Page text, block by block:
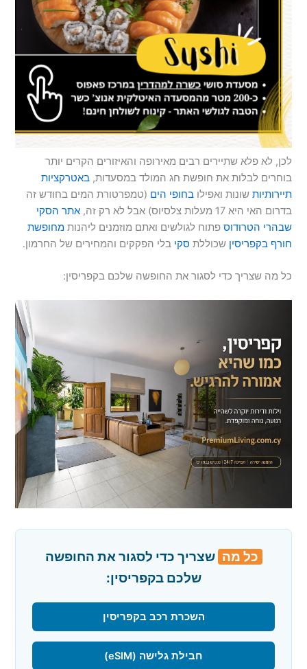
לכן, לא פלא שתיירים רבים מאירופה והאיזורים הקרים יותר
בוחרים לבלות את חופשת חג המולד במסעדות,באטרקציות
תיירותיות שונות ואפילובחופי הים (טמפרטורת המים בחודש זה
בדרום האי היא 17 מעלות צלסיוס) אבל לא רק זה,
אתר הסקי
שבהרי הטרודוס פתוח לגולשים ואתם מוזמנים ליהנותמחופשת
חורף בקפריסין שכוללת סקי בלי הפקקים והמחירים של החרמון.
כל מה שצריך כדי לסגור את החופשה שלכם בקפריסין:
כל מה שצריך כדי לסגור את החופשה
שלכם בקפריסין:
השכרת רכב בקפריסין
חבילת גלישה (eSIM)